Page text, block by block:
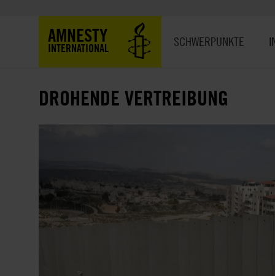
AMNESTY
INTERNATIONAL SCHWERPUNKTE
DROHENDE VERTREIBUNG